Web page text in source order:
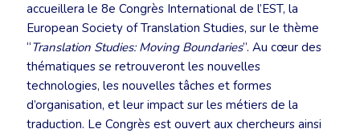
accueillera le 8e Congrès International de l’EST, la
European Society of Translation Studies, sur le thème
“Translation Studies: Moving Boundaries”. Au cœur des
thématiques se retrouveront les nouvelles
technologies, les nouvelles tâches et formes
d’organisation, et leur impact sur les métiers de la
traduction. Le Congrès est ouvert aux chercheurs ainsi